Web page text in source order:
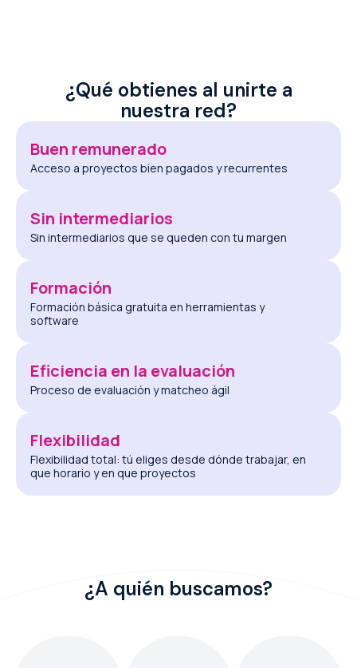
¿Qué obtienes al unirte a
nuestra red?
Buen remunerado
Acceso a proyectos bien pagados y recurrentes
Sin intermediarios
Sin intermediarios que se queden con tu margen
Formación
Formación básica gratuita en herramientas y
software
Eficiencia en la evaluación
Proceso de evaluación y matcheo ágil
Flexibilidad
Flexibilidad total: tú eliges desde dónde trabajar, en
que horario y en que proyectos
¿A quién buscamos?